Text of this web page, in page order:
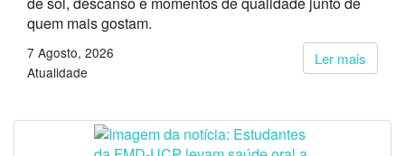
quem mais gostam.
Ler mais
7 Agosto, 2026
Atualidade